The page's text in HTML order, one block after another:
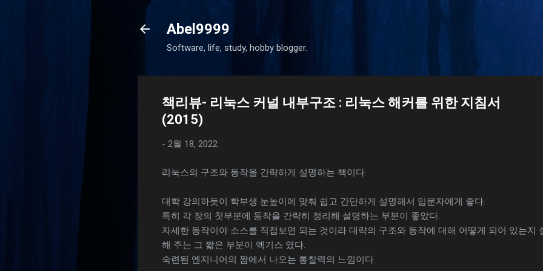
Abel9999
Software, life, study, hobby blogger.
책리뷰- 리눅스 커널 내부구조 : 리눅스 해커를 위한 지침서
(2015)
- 2월 18, 2022
리눅스의 구조와 동작을 간략하게 설명하는 책이다.
대학 강의하듯이 학부생 눈높이에 맞춰 쉽고 간단하게 설명해서 입문자에게 좋다.
특히 각 장의 첫부분에 동작을 간략히 정리해 설명하는 부분이 좋았다.
자세한 동작이야 소스를 직접보면 되는 것이라 대략의 구조와 동작에 대해 어떻게 되어 있는지
해 주는 그 짧은 부분이 엑기스 였다.
숙련된 엔지니어의 짬에서 나오는 통찰력의 느낌이다.